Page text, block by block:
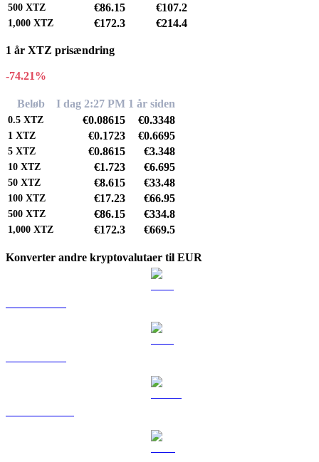
500 XTZ €86.15 €107.2
1,000 XTZ €172.3 €214.4
1 år XTZ prisændring
-74.21%
Beløb I dag 2:27 PM 1 år siden
0.5 XTZ €0.08615 €0.3348
1 XTZ €0.1723 €0.6695
5 XTZ €0.8615 €3.348
10 XTZ €1.723 €6.695
50 XTZ €8.615 €33.48
100 XTZ €17.23 €66.95
500 XTZ €86.15 €334.8
1,000 XTZ €172.3 €669.5
Konverter andre kryptovalutaer til EUR